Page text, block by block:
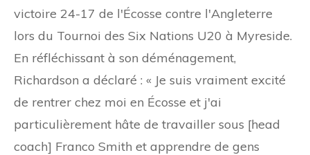
victoire 24-17 de l'Écosse contre l'Angleterre
lors du Tournoi des Six Nations U20 à Myreside.
En réfléchissant à son déménagement,
Richardson a déclaré : « Je suis vraiment excité
de rentrer chez moi en Écosse et j'ai
particulièrement hâte de travailler sous [head
coach] Franco Smith et apprendre de gens